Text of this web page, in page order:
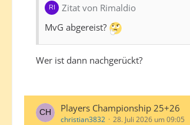
Zitat von Rimaldio
MvG abgereist?
Wer ist dann nachgerückt?
Players Championship 25+26
christian3832 28. Juli 2026 um 09:05